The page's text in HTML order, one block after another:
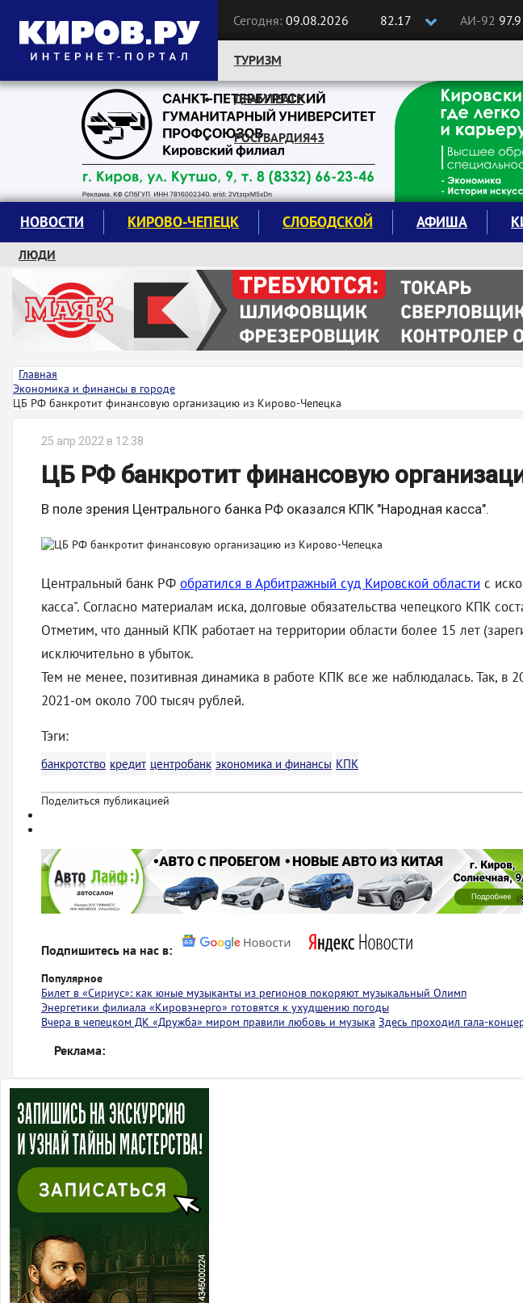
Сегодня: 09.08.2026 82.17 АИ-92
Следите за новостями:
ТУРИЗМ
ДРАМТЕАТР
РОСГВАРДИЯ43
НОВОСТИ КИРОВО-ЧЕПЕЦК СЛОБОДСКОЙ АФИША
ЛЮДИ
КРУЖКИ И СЕКЦИИ
ЗАВОДУ "МАЯК" 85 ЛЕТ
ЭКОЛОГИЯ
Главная
Экономика и финансы в городе
ЦБ РФ банкротит финансовую организацию из Кирово-Чепецка
25 апр 2022 в 12:38
ЦБ РФ банкротит финансовую
В поле зрения Центрального банка РФ оказался КПК "Народная касса".
Центральный банк РФ обратился в Арбитражный суд Кировской области с
касса". Согласно материалам иска, долговые обязательства чепецкого КПК
Отметим, что данный КПК работает на территории области более 15 лет
исключительно в убыток.
Тем не менее, позитивная динамика в работе КПК все же наблюдалась. Так, в
2021-ом около 700 тысяч рублей.
Тэги:
банкротство кредит центробанк экономика и финансы КПК
Поделиться публикацией
Подпишитесь на нас в:
Популярное
Билет в «Сириус»: как юные музыканты из регионов покоряют музыкальный Олимп
Энергетики филиала «Кировэнерго» готовятся к ухудшению погоды
Вчера в чепецком ДК «Дружба» миром правили любовь и музыка Здесь проходил гала-
Реклама: